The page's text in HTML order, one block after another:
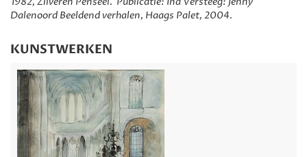
Dalenoord Beeldend verhalen, Haags Palet, 2004.
KUNSTWERKEN